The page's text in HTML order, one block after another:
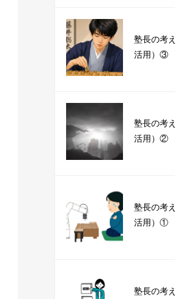
塾長の考
活用）③
塾長の考
活用）②
塾長の考
活用）①
塾長の考